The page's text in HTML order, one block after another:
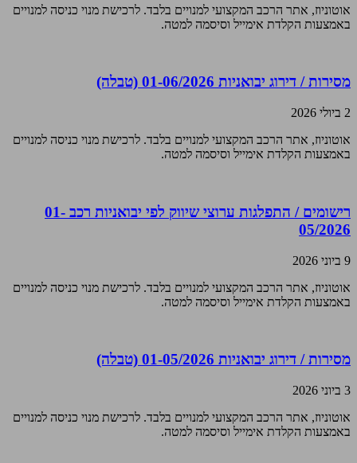
אוטוניוז, אתר הרכב המקצועי למנויים בלבד. לרכישת מנוי כניסה למנויים
באמצעות הקלדת אימייל וסיסמה למטה.
מסירות / דירוג יבואניות 01-06/2026 (טבלה)
2 ביולי 2026
אוטוניוז, אתר הרכב המקצועי למנויים בלבד. לרכישת מנוי כניסה למנויים
באמצעות הקלדת אימייל וסיסמה למטה.
רישומים / התפלגות ערוצי שיווק לפי יבואניות רכב 01-
05/2026
9 ביוני 2026
אוטוניוז, אתר הרכב המקצועי למנויים בלבד. לרכישת מנוי כניסה למנויים
באמצעות הקלדת אימייל וסיסמה למטה.
מסירות / דירוג יבואניות 01-05/2026 (טבלה)
3 ביוני 2026
אוטוניוז, אתר הרכב המקצועי למנויים בלבד. לרכישת מנוי כניסה למנויים
באמצעות הקלדת אימייל וסיסמה למטה.